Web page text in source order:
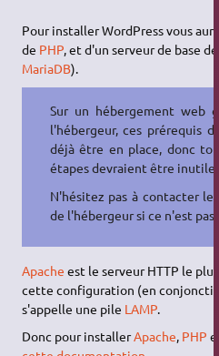
Pour installer WordPress vous
de PHP, et d'un serveur de base de
MariaDB).
Sur un hébergement web
l'hébergeur, ces prérequis
déjà être en place, donc
étapes devraient être inutiles.
N'hésitez pas à contacter le
de l'hébergeur si ce n'est pas
Apache est le serveur HTTP le
cette configuration (en
s'appelle une pile LAMP.
Donc pour installerApache, PHP et